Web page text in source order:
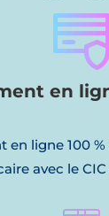
en
en ligne 100
avec le